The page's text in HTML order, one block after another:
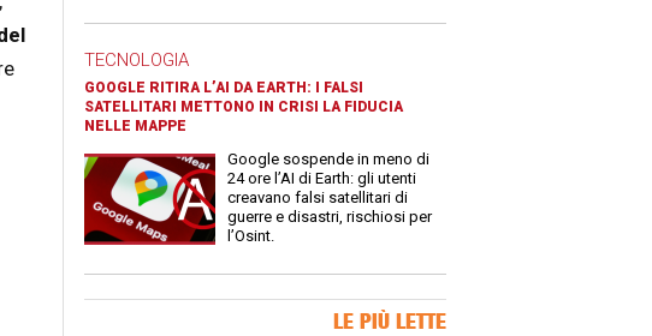
TECNOLOGIA
GOOGLE RITIRA L’AI DA EARTH: I FALSI
SATELLITARI METTONO IN CRISI LA FIDUCIA
NELLE MAPPE
Google sospende in meno di
24 ore l’AI di Earth: gli utenti
creavano falsi satellitari di
guerre e disastri, rischiosi per
l’Osint.
LE PIÙ LETTE